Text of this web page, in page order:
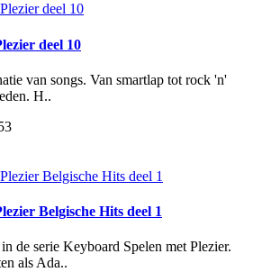
deel 10
van songs. Van smartlap tot rock 'n'
H..
Belgische Hits deel 1
de serie Keyboard Spelen met Plezier.
als Ada..